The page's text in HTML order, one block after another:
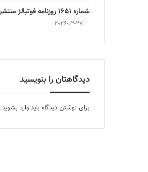
شماره 1651 روزنامه فوتبالز منتشر شد
2026-02-27
دیدگاهتان را بنویسید
برای نوشتن دیدگاه باید وارد بشوید.